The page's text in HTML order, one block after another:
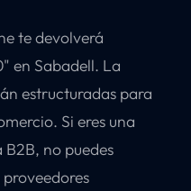
te devolverá
en Sabadell. La
estructuradas para
Si eres una
no puedes